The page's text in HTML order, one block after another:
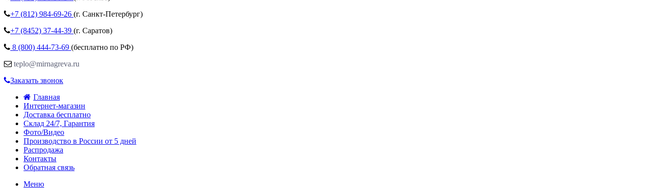
+7 (812) 984-69-26 (г. Санкт-Петербург)
+7 (8452) 37-44-39 (г. Саратов)
8 (800) 444-73-69 (бесплатно по РФ)
teplo@mirnagreva.ru
Заказать звонок
Главная
Интернет-магазин
Доставка бесплатно
Склад 24/7, Гарантия
Фото/Видео
Производство в России от 5 дней
Распродажа
Контакты
Обратная связь
Меню